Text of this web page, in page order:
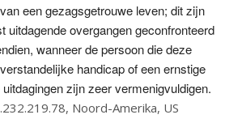
een gezagsgetrouwe leven; dit zijn
uitdagende overgangen geconfronteerd
wanneer de persoon die deze
handicap of een ernstige
zijn zeer vermenigvuldigen.
Noord-Amerika, US